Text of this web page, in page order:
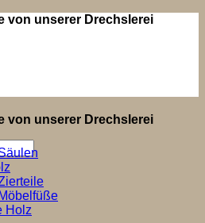
von unserer Drechslerei
von unserer Drechslerei
Holz